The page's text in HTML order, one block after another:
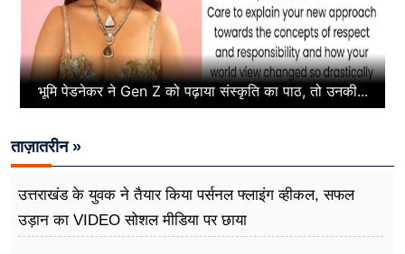
भूमि पेडनेकर ने Gen Z को पढ़ाया संस्कृति का पाठ, तो उनकी...
ताज़ातरीन »
उत्तराखंड के युवक ने तैयार किया पर्सनल फ्लाइंग व्हीकल, सफल
उड़ान का VIDEO सोशल मीडिया पर छाया